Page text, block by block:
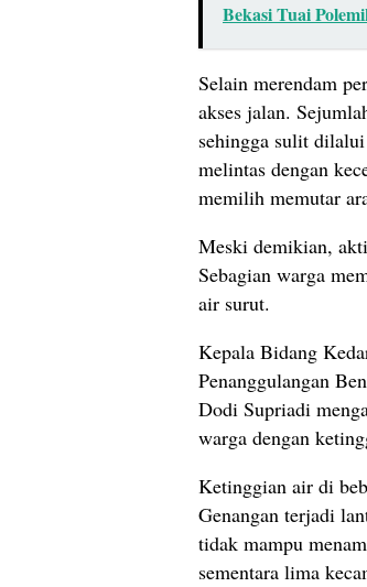
Bekasi Tuai
Selain merendam
akses jalan.
sehingga sulit dilalui
melintas dengan
memilih memutar
Meski demikian,
Sebagian warga
air surut.
Kepala Bidang
Penanggulangan
Dodi Supriadi
warga dengan
Ketinggian air di
Genangan terjadi
tidak mampu
sementara lima